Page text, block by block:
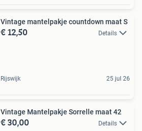
Vintage mantelpakje countdown maat S
€ 12,50 Details
Rijswijk 25 jul 26
Vintage Mantelpakje Sorrelle maat 42
€ 30,00 Details